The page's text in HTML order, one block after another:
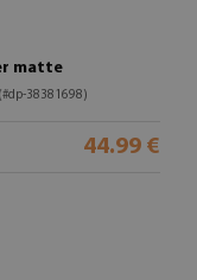
matte
(#dp-38381698)
44.99 €